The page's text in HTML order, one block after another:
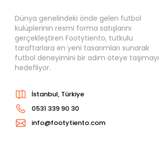
Dünya genelindeki önde gelen futbol
kulüplerinin resmi forma satışlarını
gerçekleştiren Footytiento, tutkulu
taraftarlara en yeni tasarımları sunarak
futbol deneyimini bir adım öteye taşımayı
hedefliyor.
İstanbul, Türkiye
0531 339 90 30
info@footytiento.com